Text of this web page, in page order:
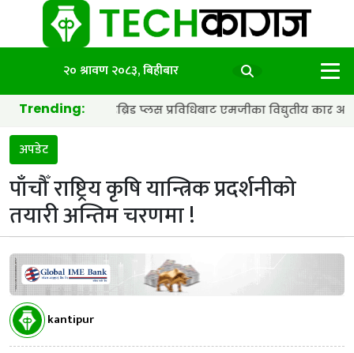
२० श्रावण २०८३, बिहीबार
Trending:
ब्याट्री र हाइब्रिड प्लस प्रविधिबाट एमजीका विद्युतीय कार अझ छिटा र
अपडेट
पाँचौँ राष्ट्रिय कृषि यान्त्रिक प्रदर्शनीको
तयारी अन्तिम चरणमा !
kantipur